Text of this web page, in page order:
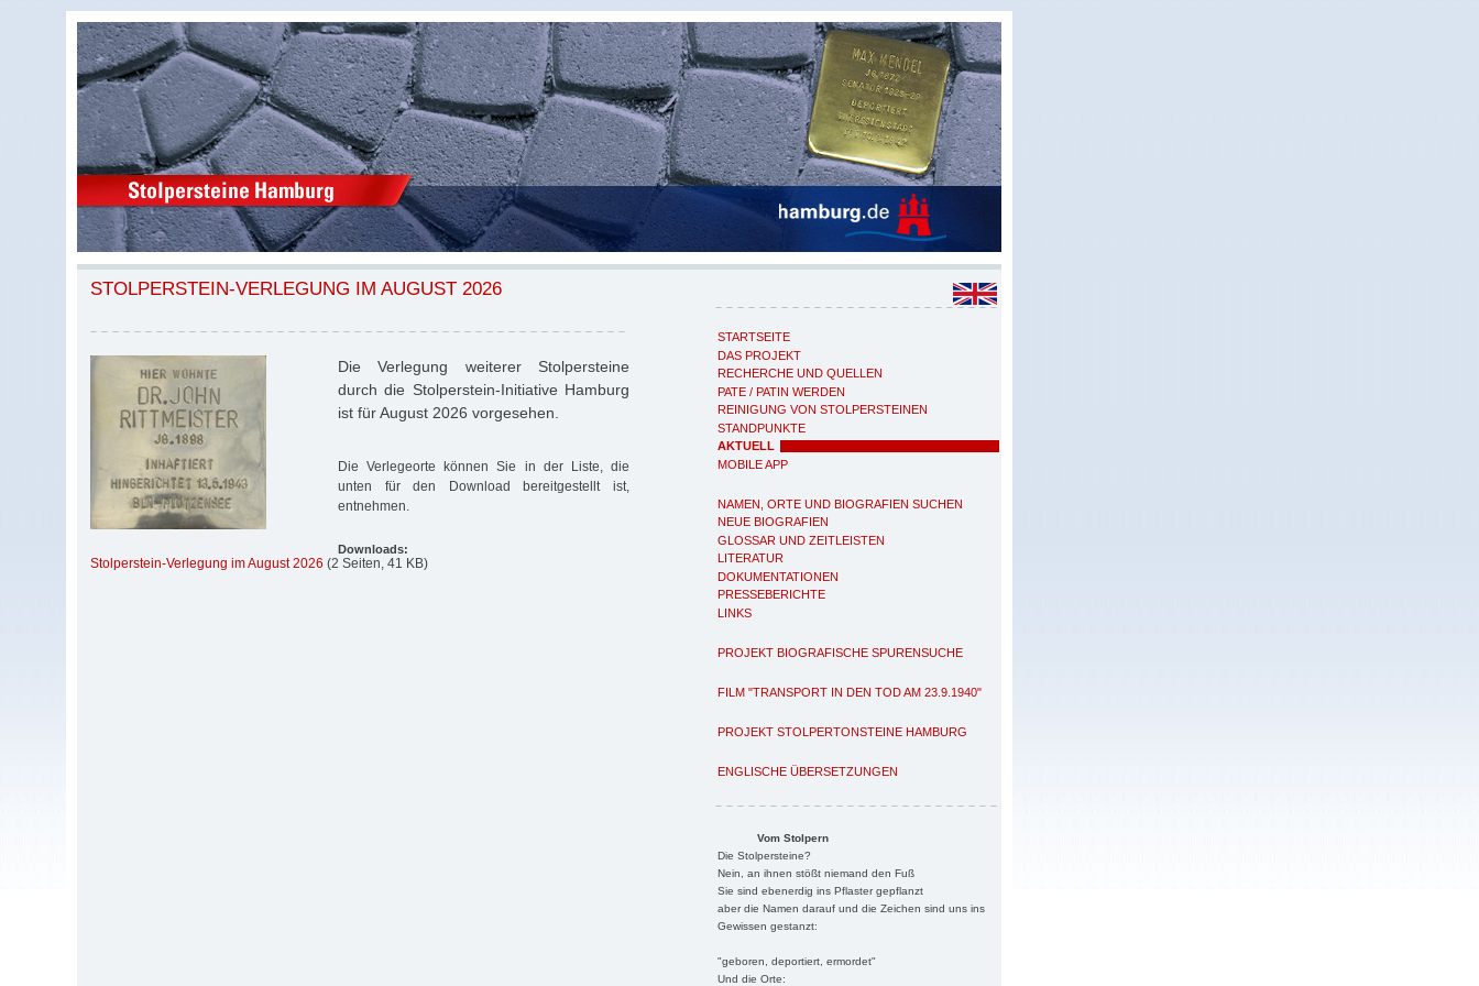
STARTSEITE
DAS PROJEKT
RECHERCHE UND QUELLEN
PATE / PATIN WERDEN
REINIGUNG VON STOLPERSTEINEN
STANDPUNKTE
AKTUELL
MOBILE APP
NAMEN, ORTE UND BIOGRAFIEN SUCHEN
NEUE BIOGRAFIEN
GLOSSAR UND ZEITLEISTEN
LITERATUR
DOKUMENTATIONEN
PRESSEBERICHTE
LINKS
PROJEKT BIOGRAFISCHE SPURENSUCHE
FILM "TRANSPORT IN DEN TOD AM 23.9.1940"
PROJEKT STOLPERTONSTEINE HAMBURG
ENGLISCHE ÜBERSETZUNGEN
Vom Stolpern
Die Stolpersteine?
Nein, an ihnen stößt niemand den Fuß
Sie sind ebenerdig ins Pflaster gepflanzt
aber die Namen darauf und die Zeichen sind uns ins
Gewissen gestanzt:
"geboren, deportiert, ermordet"
Und die Orte:
STOLPERSTEIN-VERLEGUNG IM AUGUST 2026
Die Verlegung weiterer Stolpersteine
durch die Stolperstein-Initiative Hamburg
ist für August 2026 vorgesehen.
Die Verlegeorte können Sie in der Liste, die
unten für den Download bereitgestellt ist,
entnehmen.
Downloads:
Stolperstein-Verlegung im August 2026 (2 Seiten, 41 KB)